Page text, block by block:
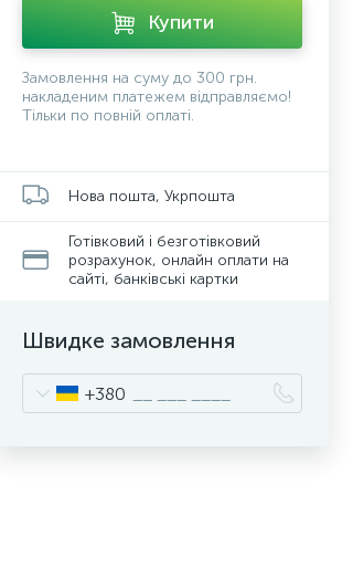
Купити
Замовлення на суму до 300 грн.
накладеним платежем відправляємо!
Тільки по повній оплаті.
Нова пошта, Укрпошта
Готівковий і безготівковий
розрахунок, онлайн оплати на
сайті, банківські картки
Швидке замовлення
+380